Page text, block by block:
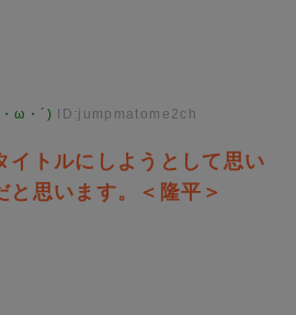
ω・´) ID:jumpmatome2ch
イトルにしようとして思い
と思います。＜隆平＞